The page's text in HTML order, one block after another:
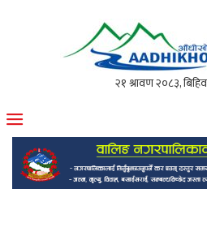
मोफसलकै लोकप्रिय अनलाइन पत्रिका